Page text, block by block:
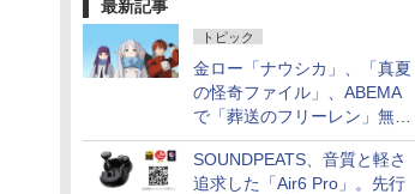
最新記事
トピック
金ロー「ナウシカ」、「真夏
の怪奇ファイル」、ABEMA
で「葬送のフリーレン」無料
配信など。夏の特番・配信情
報
SOUNDPEATS、音質と軽さ
追求した「Air6 Pro」。先行